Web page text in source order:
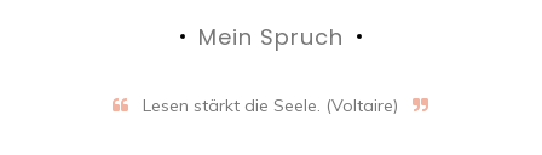
Mein Spruch
Lesen stärkt die Seele. (Voltaire)